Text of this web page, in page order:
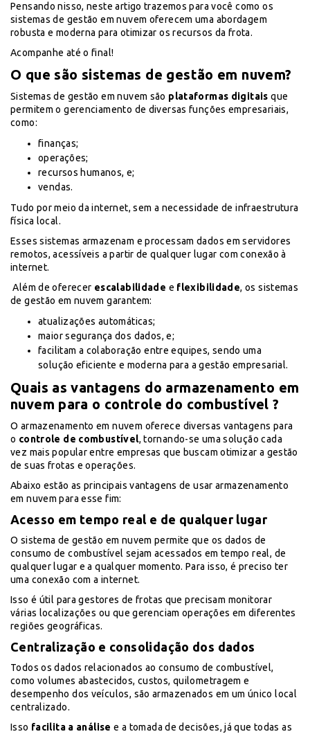
Pensando nisso, neste artigo trazemos para você como os
sistemas de gestão em nuvem oferecem uma abordagem
robusta e moderna para otimizar os recursos da frota.
Acompanhe até o final!
O que são sistemas de gestão em nuvem?
Sistemas de gestão em nuvem são plataformas digitais que
permitem o gerenciamento de diversas funções empresariais,
como:
finanças;
operações;
recursos humanos, e;
vendas.
Tudo por meio da internet, sem a necessidade de infraestrutura
física local.
Esses sistemas armazenam e processam dados em servidores
remotos, acessíveis a partir de qualquer lugar com conexão à
internet.
Além de oferecer escalabilidade e flexibilidade, os sistemas
de gestão em nuvem garantem:
atualizações automáticas;
maior segurança dos dados, e;
facilitam a colaboração entre equipes, sendo uma
solução eficiente e moderna para a gestão empresarial.
Quais as vantagens do armazenamento em
nuvem para o controle do combustível ?
O armazenamento em nuvem oferece diversas vantagens para
o controle de combustível, tornando-se uma solução cada
vez mais popular entre empresas que buscam otimizar a gestão
de suas frotas e operações.
Abaixo estão as principais vantagens de usar armazenamento
em nuvem para esse fim:
Acesso em tempo real e de qualquer lugar
O sistema de gestão em nuvem permite que os dados de
consumo de combustível sejam acessados em tempo real, de
qualquer lugar e a qualquer momento. Para isso, é preciso ter
uma conexão com a internet.
Isso é útil para gestores de frotas que precisam monitorar
várias localizações ou que gerenciam operações em diferentes
regiões geográficas.
Centralização e consolidação dos dados
Todos os dados relacionados ao consumo de combustível,
como volumes abastecidos, custos, quilometragem e
desempenho dos veículos, são armazenados em um único local
centralizado.
Isso facilita a análisee a tomada de decisões, já que todas as